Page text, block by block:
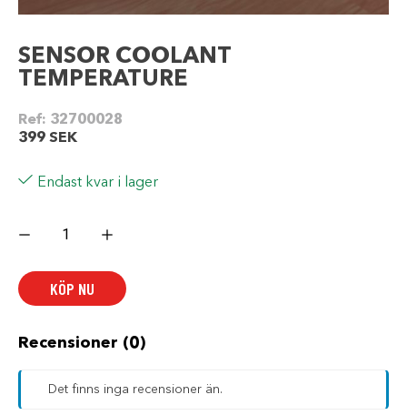
SENSOR COOLANT
TEMPERATURE
Ref: 32700028
399 SEK
Endast kvar i lager
COOLANT
KÖP NU
Recensioner (0)
Det finns inga recensioner än.